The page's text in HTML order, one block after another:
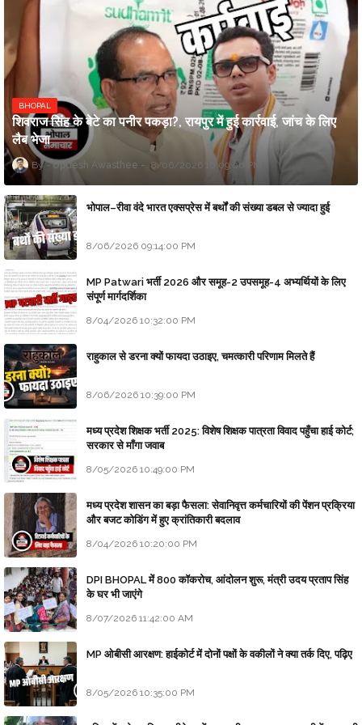
BHOPAL
शिवराज सिंह के बेटे का पनीर पकड़ा?, रायपुर में हुई कार्रवाई, जांच के लिए
लैब भेजा
Updesh Awasthee 8/06/2026 10:09:00 PM
भोपाल–रीवा वंदे भारत एक्सप्रेस में बर्थों की संख्या डबल से ज्यादा हुई
8/06/2026 09:14:00 PM
MP Patwari भर्ती 2026 और समूह-2 उपसमूह-4 अभ्यर्थियों के लिए
संपूर्ण मार्गदर्शिका
8/04/2026 10:32:00 PM
राहुकाल से डरना क्यों फायदा उठाइए, चमत्कारी परिणाम मिलते हैं
8/06/2026 10:39:00 PM
मध्य प्रदेश शिक्षक भर्ती 2025: विशेष शिक्षक पात्रता विवाद पहुँचा हाई कोर्ट;
सरकार से माँगा जवाब
8/05/2026 10:49:00 PM
मध्य प्रदेश शासन का बड़ा फैसला: सेवानिवृत्त कर्मचारियों की पेंशन प्रक्रिया
और बजट कोडिंग में हुए क्रांतिकारी बदलाव
8/04/2026 10:20:00 PM
DPI BHOPAL में 800 कॉकरोच, आंदोलन शुरू, मंत्री उदय प्रताप सिंह
के घर भी जाएंगे
8/07/2026 11:42:00 AM
MP ओबीसी आरक्षण: हाईकोर्ट में दोनों पक्षों के वकीलों ने क्या तर्क दिए, पढ़िए
8/05/2026 10:35:00 PM